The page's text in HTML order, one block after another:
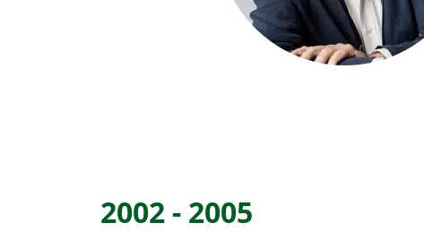
2002 - 2005